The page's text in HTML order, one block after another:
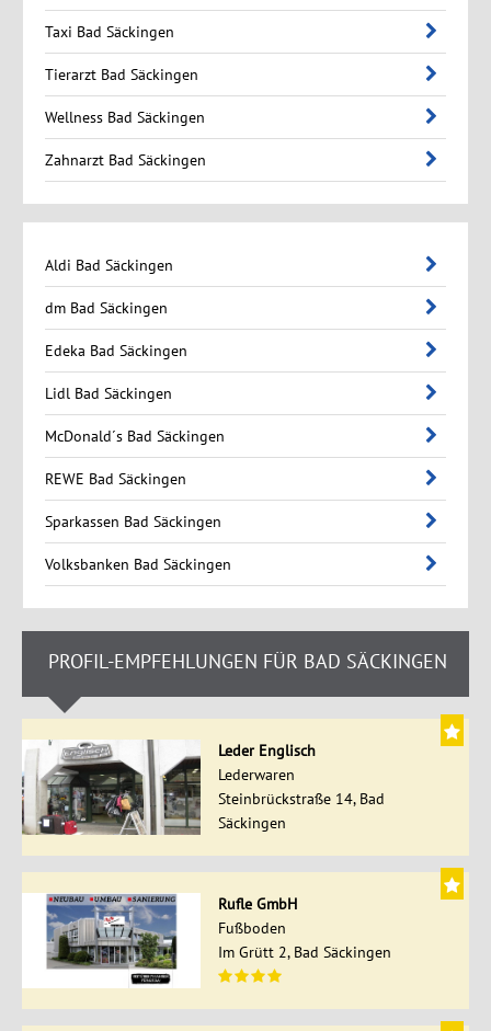
Taxi Bad Säckingen
Tierarzt Bad Säckingen
Wellness Bad Säckingen
Zahnarzt Bad Säckingen
Aldi Bad Säckingen
dm Bad Säckingen
Edeka Bad Säckingen
Lidl Bad Säckingen
McDonald´s Bad Säckingen
REWE Bad Säckingen
Sparkassen Bad Säckingen
Volksbanken Bad Säckingen
PROFIL-EMPFEHLUNGEN FÜR BAD SÄCKINGEN
Leder Englisch
Lederwaren
Steinbrückstraße 14, Bad
Säckingen
Rufle GmbH
Fußboden
Im Grütt 2, Bad Säckingen